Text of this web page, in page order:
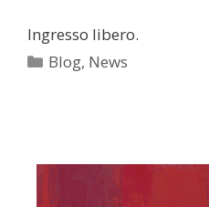
Ingresso libero.
Categorie
Blog, News